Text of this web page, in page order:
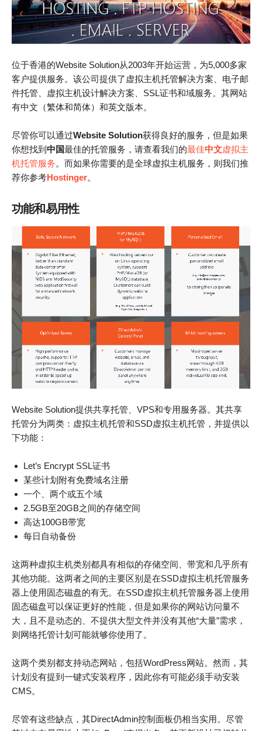
位于香港的Website Solution从2003年开始运营，为5,000多家
客户提供服务。该公司提供了虚拟主机托管解决方案、电子邮
件托管、虚拟主机设计解决方案、SSL证书和域服务。其网站
有中文（繁体和简体）和英文版本。
尽管你可以通过Website Solution获得良好的服务，但是如果
你想找到 中国最佳的托管服务，请查看我们的最佳中文虚拟主
机托管服务。而如果你需要的是全球虚拟主机服务，则我们推
荐你参考Hostinger。
功能和易用性
Website Solution提供共享托管、VPS和专用服务器。其共享
托管分为两类：虚拟主机托管和SSD虚拟主机托管，并提供以
下功能：
Let’s Encrypt SSL证书
某些计划附有免费域名注册
一个、两个或五个域
2.5GB至20GB之间的存储空间
高达100GB带宽
每日自动备份
这两种虚拟主机类别都具有相似的存储空间、带宽和几乎所有
其他功能。这两者之间的主要区别是在SSD虚拟主机托管服务
器上使用固态磁盘的有无。在SSD虚拟主机托管服务器上使用
固态磁盘可以保证更好的性能，但是如果你的网站访问量不
大，且不是动态的、不提供大型文件并没有其他“大量”需求，
则网络托管计划可能就够你使用了。
这两个类别都支持动态网站，包括WordPress网站。然而，其
计划没有提到一键式安装程序，因此你有可能必须手动安装
CMS。
尽管有这些缺点，其DirectAdmin控制面板仍相当实用。尽管